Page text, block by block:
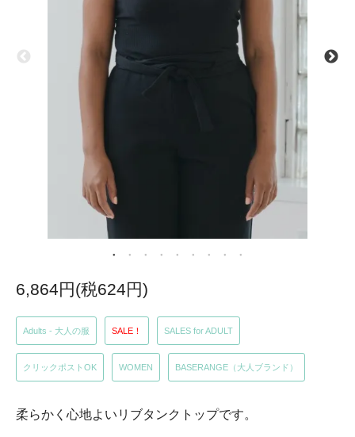
6,864円(税624円)
Adults - 大人の服 SALE！ SALES for ADULT
クリックポストOK WOMEN BASERANGE（大人ブランド）
柔らかく心地よいリブタンクトップです。